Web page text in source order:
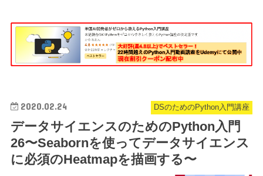
DSのためのPython入門講座
2020.02.24
データサイエンスのためのPython入門
26〜Seabornを使ってデータサイエンス
に必須のHeatmapを描画する〜